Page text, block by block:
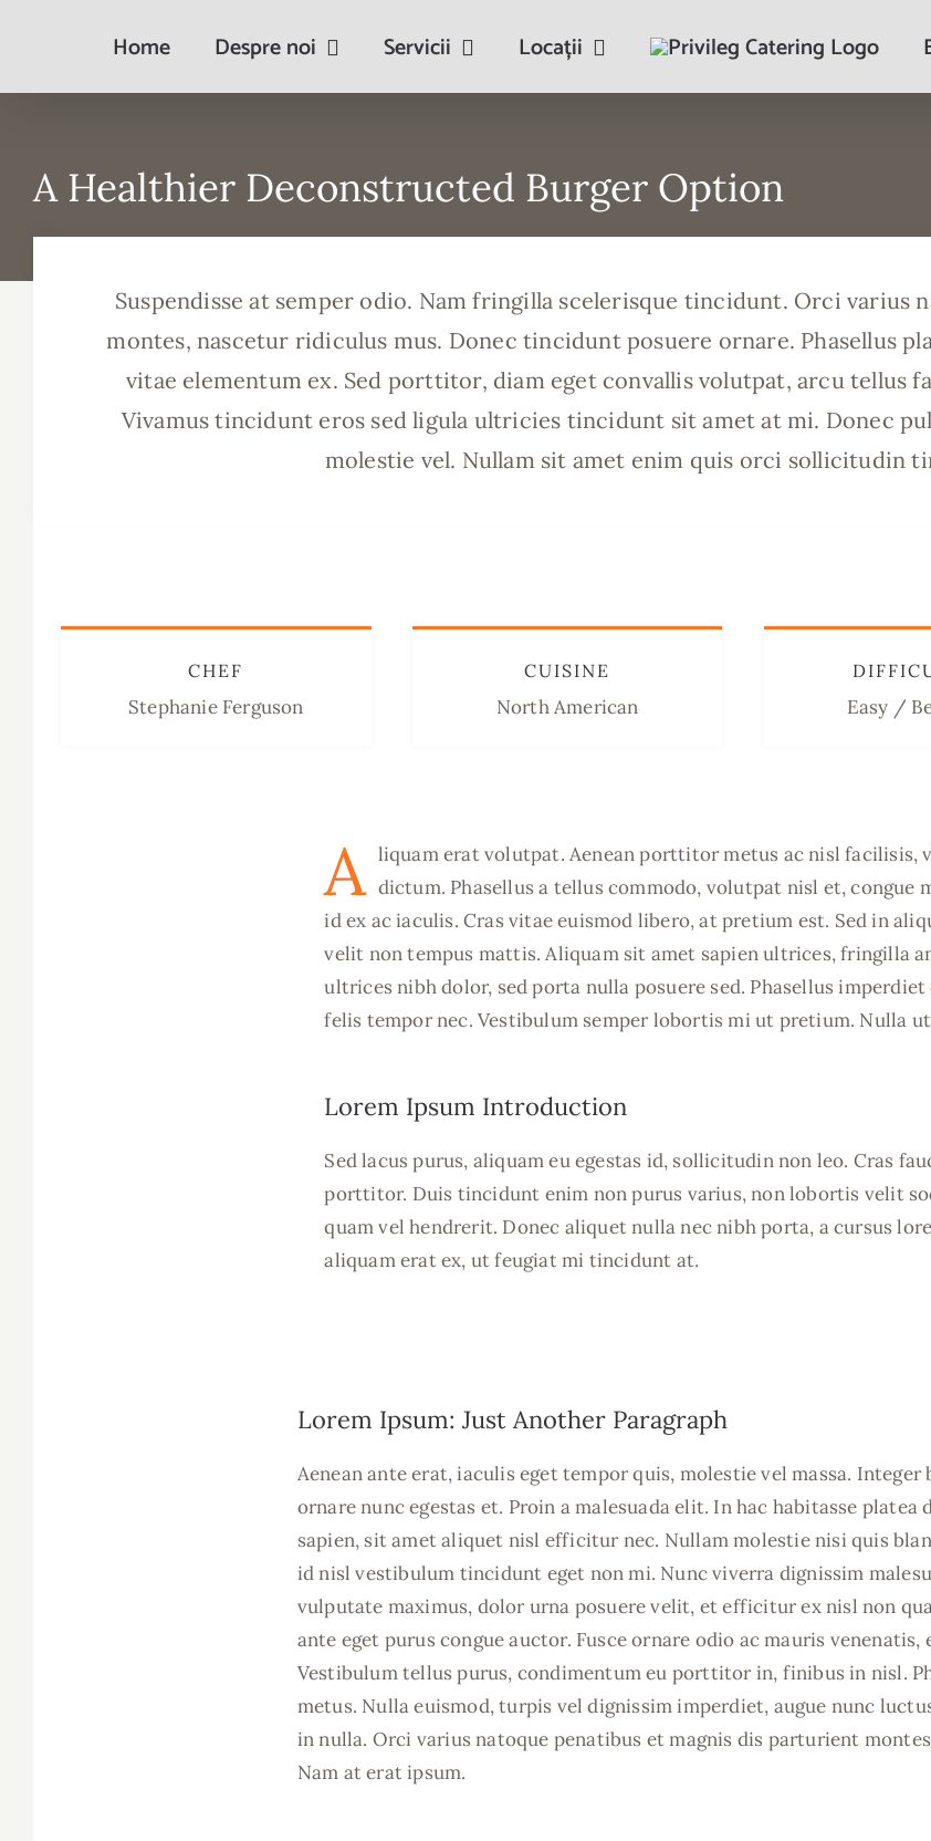
Home Despre noi Servicii Locații
A Healthier Deconstructed Burger Option
Suspendisse at semper odio. Nam fringilla scelerisque tincidunt. Orci varius
montes, nascetur ridiculus mus. Donec tincidunt posuere ornare. Phasellus
vitae elementum ex. Sed porttitor, diam eget convallis volutpat, arcu tellus
Vivamus tincidunt eros sed ligula ultricies tincidunt sit amet at mi. Donec
molestie vel. Nullam sit amet enim quis orci sollicitudin
CHEF
Stephanie Ferguson
CUISINE
North American Easy /
A liquam erat volutpat. Aenean porttitor metus ac nisl facilisis,
dictum. Phasellus a tellus commodo, volutpat nisl et, congue
id ex ac iaculis. Cras vitae euismod libero, at pretium est. Sed in
velit non tempus mattis. Aliquam sit amet sapien ultrices, fringilla
ultrices nibh dolor, sed porta nulla posuere sed. Phasellus
felis tempor nec. Vestibulum semper lobortis mi ut pretium. Nulla
Lorem Ipsum Introduction
Sed lacus purus, aliquam eu egestas id, sollicitudin non leo. Cras
porttitor. Duis tincidunt enim non purus varius, non lobortis velit
quam vel hendrerit. Donec aliquet nulla nec nibh porta, a cursus
aliquam erat ex, ut feugiat mi tincidunt at.
Lorem Ipsum: Just Another Paragraph
Aenean ante erat, iaculis eget tempor quis, molestie vel massa.
ornare nunc egestas et. Proin a malesuada elit. In hac habitasse
sapien, sit amet aliquet nisl efficitur nec. Nullam molestie nisi quis
id nisl vestibulum tincidunt eget non mi. Nunc viverra dignissim
vulputate maximus, dolor urna posuere velit, et efficitur ex nisl non
ante eget purus congue auctor. Fusce ornare odio ac mauris
Vestibulum tellus purus, condimentum eu porttitor in, finibus in nisl.
metus. Nulla euismod, turpis vel dignissim imperdiet, augue nunc
in nulla. Orci varius natoque penatibus et magnis dis parturient
Nam at erat ipsum.